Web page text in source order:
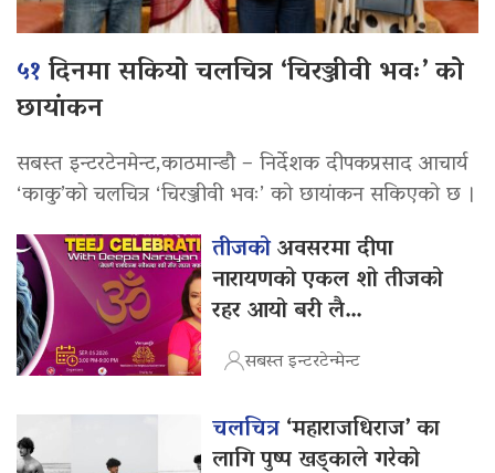
५१दिनमा सकियो चलचित्र ‘चिरञ्जीवी भवः’ को
छायांकन
सबस्त इन्टरटेनमेन्ट,काठमान्डौ – निर्देशक दीपकप्रसाद आचार्य
‘काकु’को चलचित्र ‘चिरञ्जीवी भवः’ को छायांकन सकिएको छ ।
तीजकोअवसरमा दीपा
नारायणको एकल शो तीजको
रहर आयो बरी लै…
सबस्त इन्टरटेन्मेन्ट
चलचित्र‘महाराजधिराज’ का
लागि पुष्प खड्काले गरेको